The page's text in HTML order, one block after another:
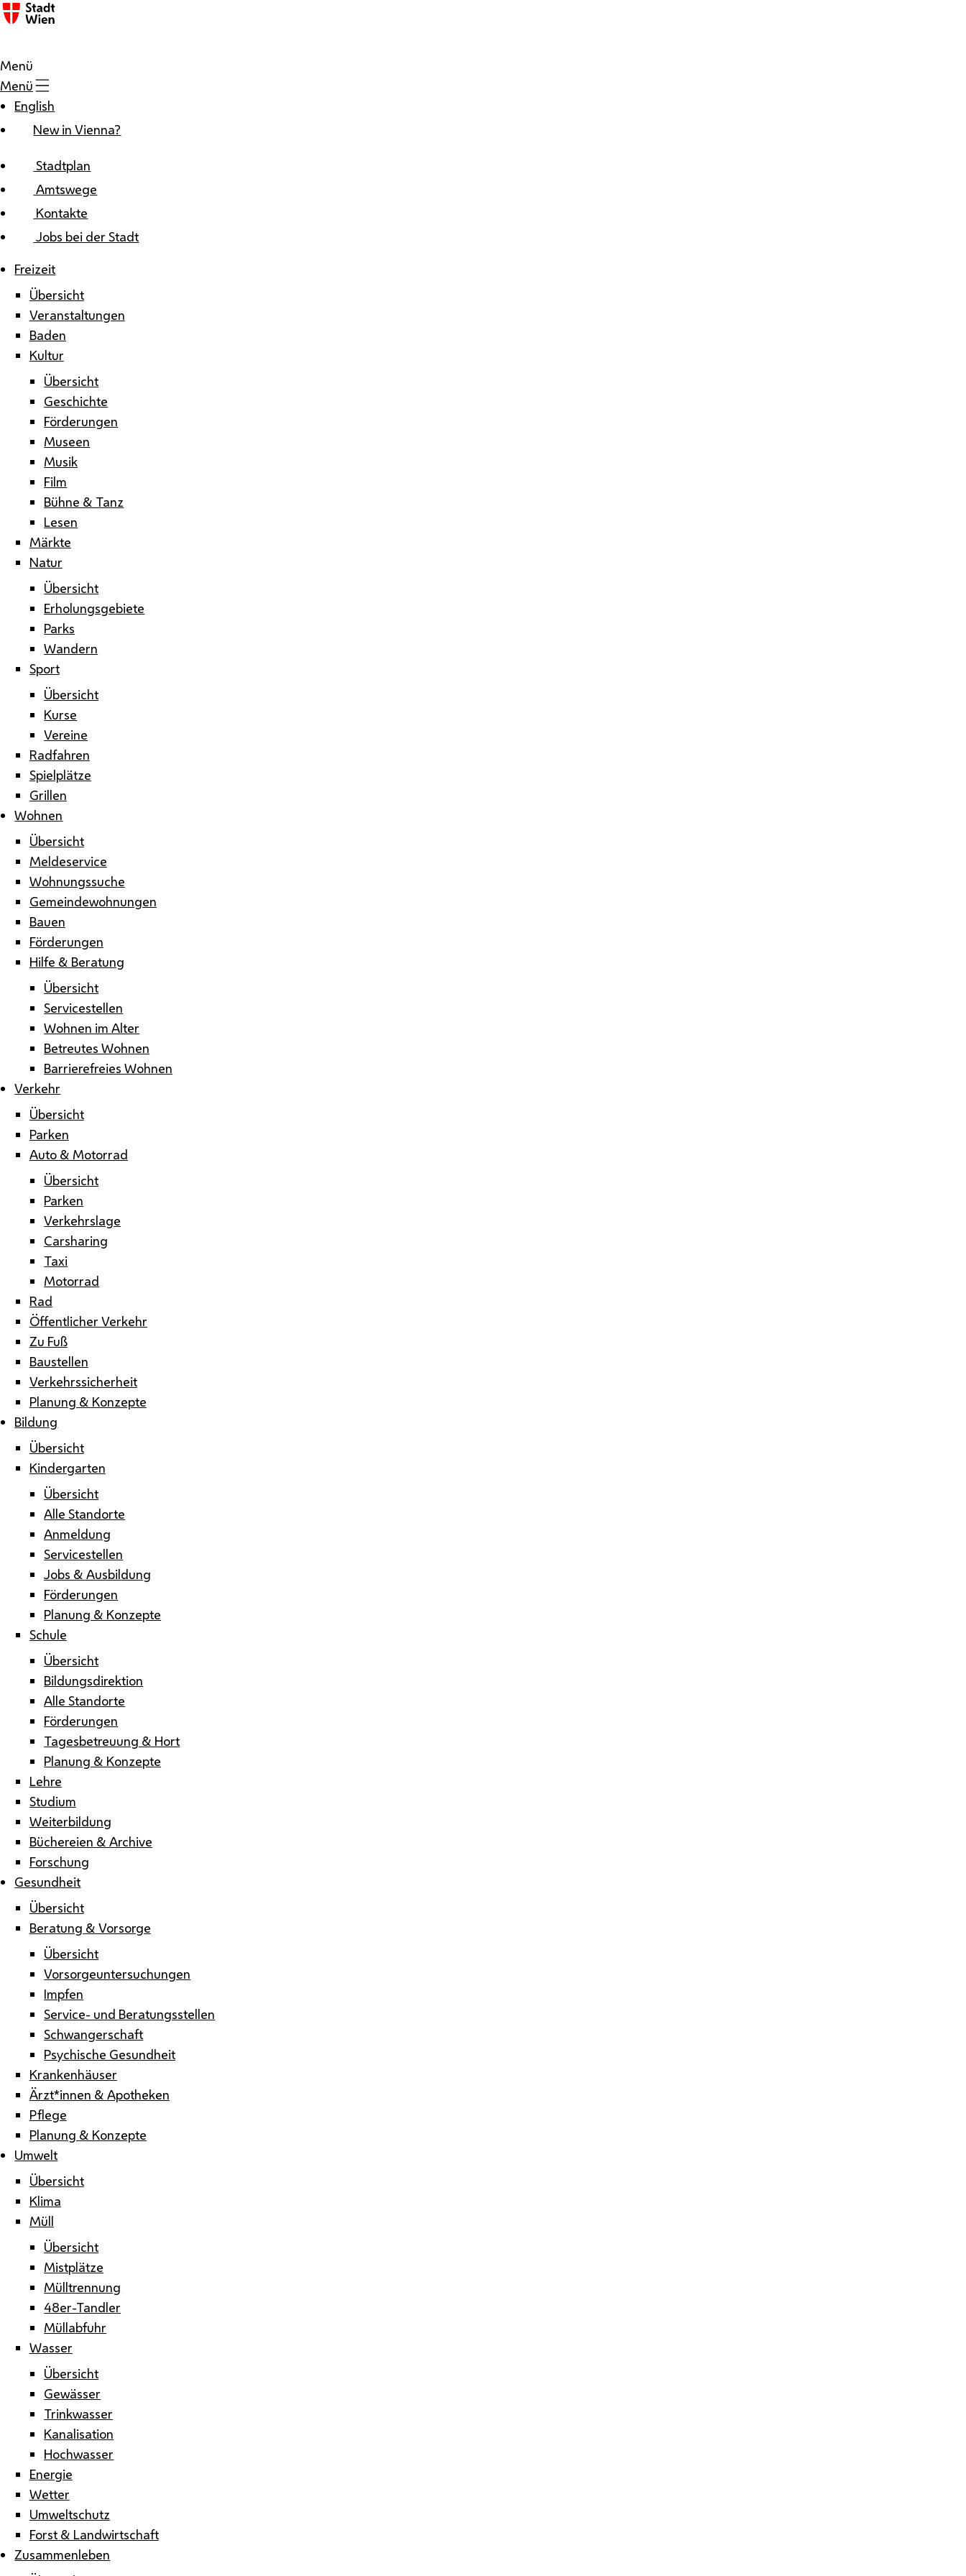
Zum Inhalt
Menü
Menü
English
New in Vienna?
Stadtplan
Amtswege
Kontakte
Jobs bei der Stadt
Freizeit
Übersicht
Veranstaltungen
Baden
Kultur
Übersicht
Geschichte
Förderungen
Museen
Musik
Film
Bühne & Tanz
Lesen
Märkte
Natur
Übersicht
Erholungsgebiete
Parks
Wandern
Sport
Übersicht
Kurse
Vereine
Radfahren
Spielplätze
Grillen
Wohnen
Übersicht
Meldeservice
Wohnungssuche
Gemeindewohnungen
Bauen
Förderungen
Hilfe & Beratung
Übersicht
Servicestellen
Wohnen im Alter
Betreutes Wohnen
Barrierefreies Wohnen
Verkehr
Übersicht
Parken
Auto & Motorrad
Übersicht
Parken
Verkehrslage
Carsharing
Taxi
Motorrad
Rad
Öffentlicher Verkehr
Zu Fuß
Baustellen
Verkehrssicherheit
Planung & Konzepte
Bildung
Übersicht
Kindergarten
Übersicht
Alle Standorte
Anmeldung
Servicestellen
Jobs & Ausbildung
Förderungen
Planung & Konzepte
Schule
Übersicht
Bildungsdirektion
Alle Standorte
Förderungen
Tagesbetreuung & Hort
Planung & Konzepte
Lehre
Studium
Weiterbildung
Büchereien & Archive
Forschung
Gesundheit
Übersicht
Beratung & Vorsorge
Übersicht
Vorsorgeuntersuchungen
Impfen
Service- und Beratungsstellen
Schwangerschaft
Psychische Gesundheit
Krankenhäuser
Ärzt*innen & Apotheken
Pflege
Planung & Konzepte
Umwelt
Übersicht
Klima
Müll
Übersicht
Mistplätze
Mülltrennung
48er-Tandler
Müllabfuhr
Wasser
Übersicht
Gewässer
Trinkwasser
Kanalisation
Hochwasser
Energie
Wetter
Umweltschutz
Forst & Landwirtschaft
Zusammenleben